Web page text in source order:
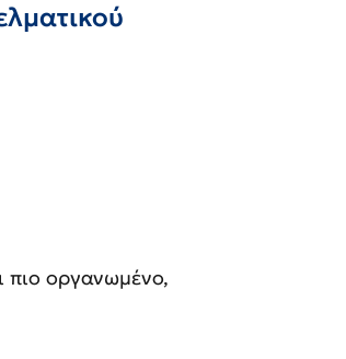
πιο οργανωμένο,